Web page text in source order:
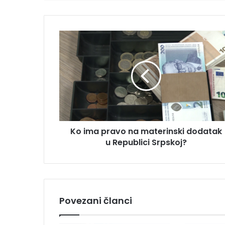
m
r
a
v
m
r
i
Ko ima pravo na materinski dodatak
u Republici Srpskoj?
Povezani članci